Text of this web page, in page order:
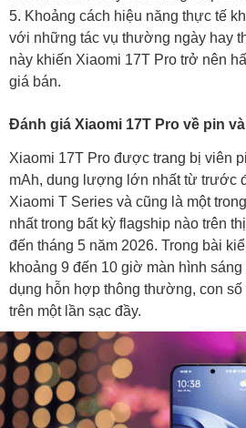
5. Khoảng cách hiệu năng thực tế
với những tác vụ thường ngày hay
này khiến Xiaomi 17T Pro trở nên
giá bán.
Đánh giá Xiaomi 17T Pro về pin
Xiaomi 17T Pro được trang bị viên
mAh, dung lượng lớn nhất từ trước
Xiaomi T Series và cũng là một
nhất trong bất kỳ flagship nào trên
đến tháng 5 năm 2026. Trong bài
khoảng 9 đến 10 giờ màn hình
dụng hỗn hợp thông thường, con
trên một lần sạc đầy.